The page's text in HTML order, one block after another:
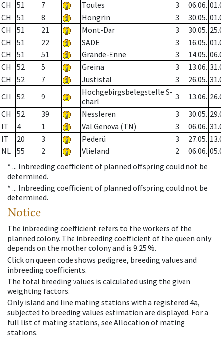
CH 51 7 Toules 3 06.06.
CH
51 8 Hongrin 3 30.05.
CH
51 21 Mont-Dar 3 30.05.
CH
51 22 SADE 3 16.05.
CH
51 51 Grande-Enne 3 14.05.
CH
52 5 Greina 3 13.06.
CH
52 7 Justistal 3 26.05.
CH
52 9
Hochgebirgsbelegstelle S-
charl
3 13.06.
CH
52 39 Nessleren 3 30.05.
IT
4 1 Val Genova (TN) 3 06.06.
IT
20 3 Pederü 3 27.05.
NL 55 2 Vlieland 2 06.06.
* ... Inbreeding coefficient of planned offspring could not be
determined.
* ... Inbreeding coefficient of planned offspring could not be
determined.
Notice
The inbreeding coefficient refers to the workers of the
planned colony. The inbreeding coefficient of the queen only
depends on the mother colony and is 9.25 %.
Click on queen code shows pedigree, breeding values and
inbreeding coefficients.
The total breeding values is calculated using the given
weighting factors.
Only island and line mating stations with a registered 4a,
subjected to breeding values estimation are displayed. For a
full list of mating stations, see Allocation of mating
stations.